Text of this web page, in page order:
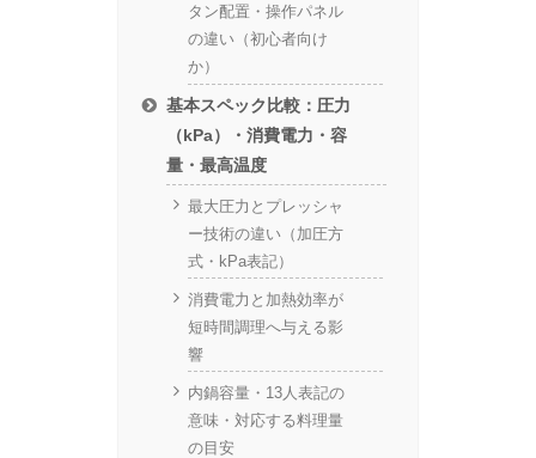
タン配置・操作パネル
の違い（初心者向け
か）
基本スペック比較：圧力
（kPa）・消費電力・容
量・最高温度
最大圧力とプレッシャ
ー技術の違い（加圧方
式・kPa表記）
消費電力と加熱効率が
短時間調理へ与える影
響
内鍋容量・13人表記の
意味・対応する料理量
の目安